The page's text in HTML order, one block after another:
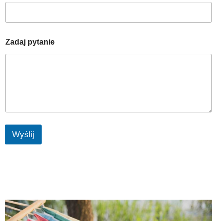
Zadaj pytanie
Wyślij